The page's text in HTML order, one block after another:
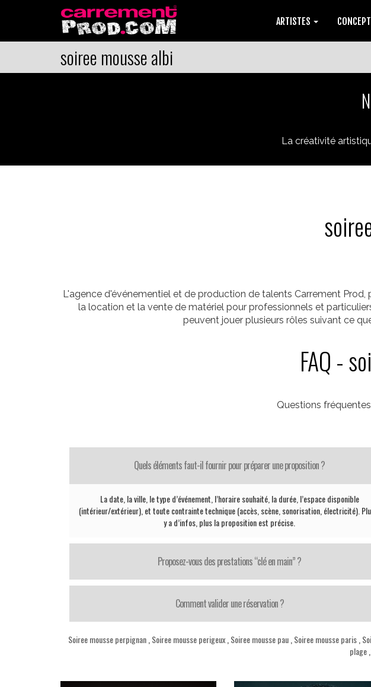
ARTISTES
soiree mousse albi
La créativité
L'agence d'événementiel et de production de talents Carrement
la location et la vente de matériel pour professionnels et
peuvent jouer plusieurs rôles suivant ce
FAQ -
Questions
Quels éléments faut-il fournir pour préparer une proposition ?
La date, la ville, le type d’événement, l’horaire souhaité, la durée, l’espace disponible
(intérieur/extérieur), et toute contrainte technique (accès, scène, sonorisation, électricité).
y a d’infos, plus la proposition est précise.
Proposez-vous des prestations “clé en main” ?
Comment valider une réservation ?
Soiree mousse perpignan, Soiree mousse perigeux, Soiree mousse pau, Soiree mousse paris,
plage,